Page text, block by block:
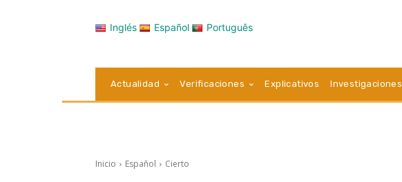
Inglés Español Português
Actualidad Verificaciones Explicativos Investigaciones
Inicio Español Cierto